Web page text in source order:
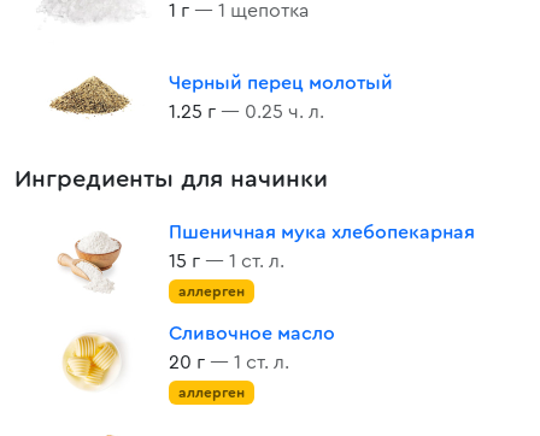
1 г — 1 щепотка
Черный перец молотый
1.25 г — 0.25 ч. л.
Ингредиенты для начинки
Пшеничная мука хлебопекарная
15 г — 1 ст. л.
аллерген
Сливочное масло
20 г — 1 ст. л.
аллерген